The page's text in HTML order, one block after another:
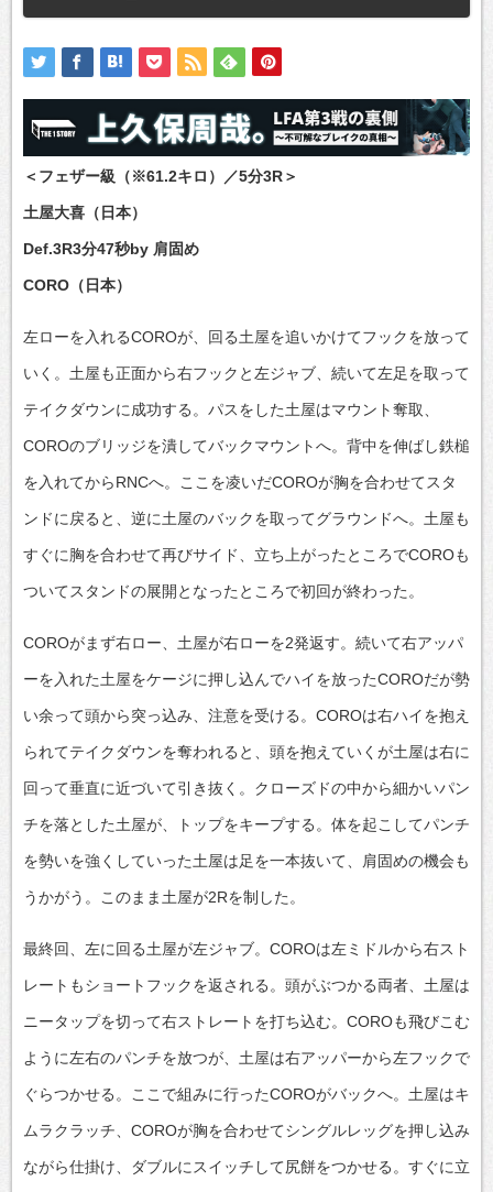
＜フェザー級（※61.2キロ）／5分3R＞
土屋大喜（日本）
Def.3R3分47秒by 肩固め
CORO（日本）
左ローを入れるCOROが、回る土屋を追いかけてフックを放って
いく。土屋も正面から右フックと左ジャブ、続いて左足を取って
テイクダウンに成功する。パスをした土屋はマウント奪取、
COROのブリッジを潰してバックマウントへ。背中を伸ばし鉄槌
を入れてからRNCへ。ここを凌いだCOROが胸を合わせてスタ
ンドに戻ると、逆に土屋のバックを取ってグラウンドへ。土屋も
すぐに胸を合わせて再びサイド、立ち上がったところでCOROも
ついてスタンドの展開となったところで初回が終わった。
COROがまず右ロー、土屋が右ローを2発返す。続いて右アッパ
ーを入れた土屋をケージに押し込んでハイを放ったCOROだが勢
い余って頭から突っ込み、注意を受ける。COROは右ハイを抱え
られてテイクダウンを奪われると、頭を抱えていくが土屋は右に
回って垂直に近づいて引き抜く。クローズドの中から細かいパン
チを落とした土屋が、トップをキープする。体を起こしてパンチ
を勢いを強くしていった土屋は足を一本抜いて、肩固めの機会も
うかがう。このまま土屋が2Rを制した。
最終回、左に回る土屋が左ジャブ。COROは左ミドルから右スト
レートもショートフックを返される。頭がぶつかる両者、土屋は
ニータップを切って右ストレートを打ち込む。COROも飛びこむ
ように左右のパンチを放つが、土屋は右アッパーから左フックで
ぐらつかせる。ここで組みに行ったCOROがバックへ。土屋はキ
ムラクラッチ、COROが胸を合わせてシングルレッグを押し込み
ながら仕掛け、ダブルにスイッチして尻餅をつかせる。すぐに立